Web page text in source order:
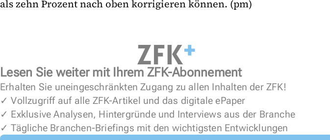
als zehn Prozent nach oben korrigieren können. (pm)
Lesen Sie weiter mit Ihrem ZFK-Abonnement
Erhalten Sie uneingeschränkten Zugang zu allen Inhalten der ZFK!
✓ Vollzugriff auf alle ZFK-Artikel und das digitale ePaper
✓ Exklusive Analysen, Hintergründe und Interviews aus der Branche
✓ Tägliche Branchen-Briefings mit den wichtigsten Entwicklungen